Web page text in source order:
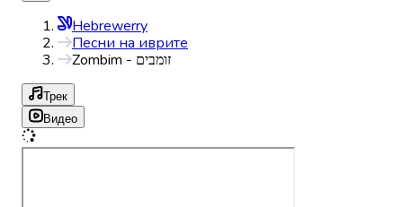
Hebrewerry
Песни на иврите
Zombim - זומבים
Трек
Видео